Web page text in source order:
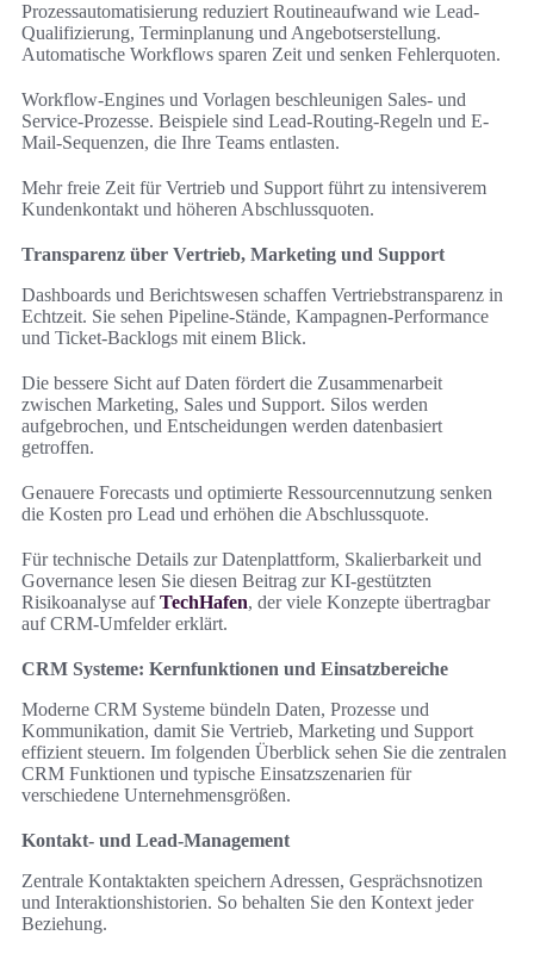
Prozessautomatisierung reduziert Routineaufwand wie Lead-
Qualifizierung, Terminplanung und Angebotserstellung.
Automatische Workflows sparen Zeit und senken Fehlerquoten.
Workflow-Engines und Vorlagen beschleunigen Sales- und
Service-Prozesse. Beispiele sind Lead-Routing-Regeln und E-
Mail-Sequenzen, die Ihre Teams entlasten.
Mehr freie Zeit für Vertrieb und Support führt zu intensiverem
Kundenkontakt und höheren Abschlussquoten.
Transparenz über Vertrieb, Marketing und Support
Dashboards und Berichtswesen schaffen Vertriebstransparenz in
Echtzeit. Sie sehen Pipeline-Stände, Kampagnen-Performance
und Ticket-Backlogs mit einem Blick.
Die bessere Sicht auf Daten fördert die Zusammenarbeit
zwischen Marketing, Sales und Support. Silos werden
aufgebrochen, und Entscheidungen werden datenbasiert
getroffen.
Genauere Forecasts und optimierte Ressourcennutzung senken
die Kosten pro Lead und erhöhen die Abschlussquote.
Für technische Details zur Datenplattform, Skalierbarkeit und
Governance lesen Sie diesen Beitrag zur KI-gestützten
Risikoanalyse aufTechHafen, der viele Konzepte übertragbar
auf CRM-Umfelder erklärt.
CRM Systeme: Kernfunktionen und Einsatzbereiche
Moderne CRM Systeme bündeln Daten, Prozesse und
Kommunikation, damit Sie Vertrieb, Marketing und Support
effizient steuern. Im folgenden Überblick sehen Sie die zentralen
CRM Funktionen und typische Einsatzszenarien für
verschiedene Unternehmensgrößen.
Kontakt- und Lead-Management
Zentrale Kontaktakten speichern Adressen, Gesprächsnotizen
und Interaktionshistorien. So behalten Sie den Kontext jeder
Beziehung.